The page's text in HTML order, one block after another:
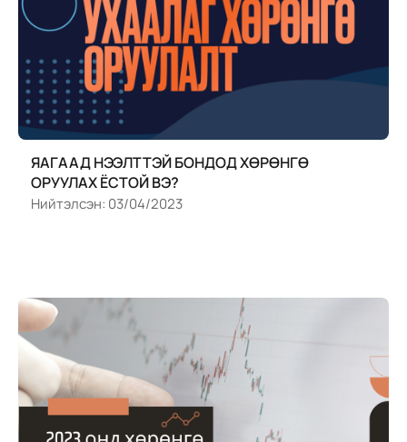
ЯАГААД НЭЭЛТТЭЙ БОНДОД ХӨРӨНГӨ
ОРУУЛАХ ЁСТОЙ ВЭ?
Нийтэлсэн: 03/04/2023